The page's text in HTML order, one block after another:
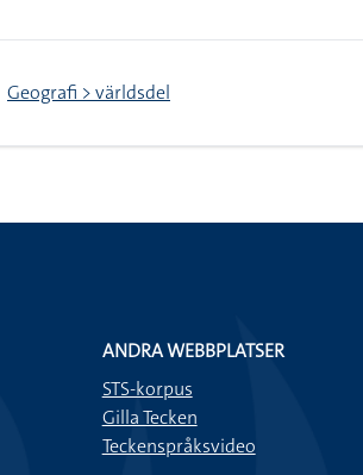
Geografi > världsdel
ANDRA WEBBPLATSER
STS-korpus
Gilla Tecken
Teckenspråksvideo